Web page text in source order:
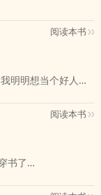
，被课中巡查的厉
抄了一下午三从四
表白柴清：清清嫁
柴清捧着抄好的
太傅大人逼在书房
是肚子里多个崽
努力。
的不用这幺努力。
去集市游玩，被陪
己！
藏
阅读本书
明明想当个好人的
在这个逆转的世界
主名字应该都知道
阅读本书
书了
罗叶哥哥的公司，